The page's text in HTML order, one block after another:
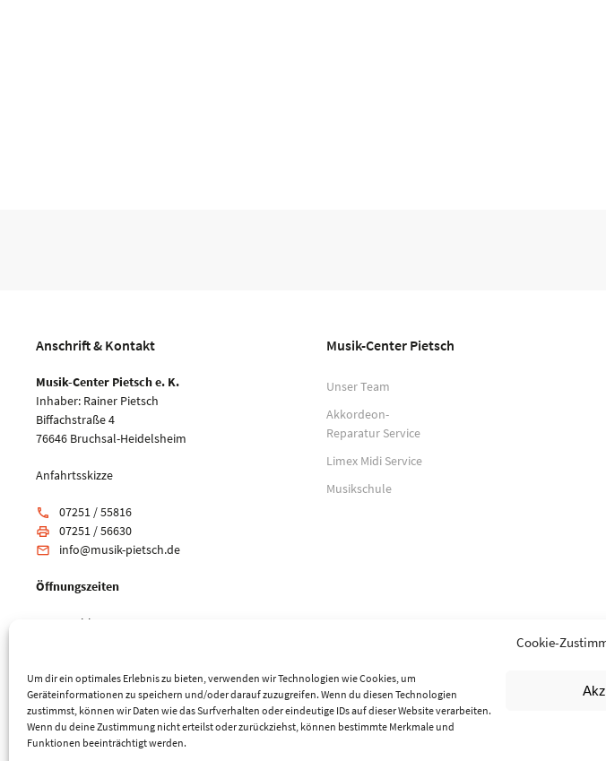
Cookie-
Um dir ein optimales Erlebnis zu bieten, verwenden wir Technologien wie Cookies, um
Geräteinformationen zu speichern und/oder darauf zuzugreifen. Wenn du diesen Technologien
zustimmst, können wir Daten wie das Surfverhalten oder eindeutige IDs auf dieser Website verarbeiten.
Wenn du deine Zustimmung nicht erteilst oder zurückziehst, können bestimmte Merkmale und
Funktionen beeinträchtigt werden.
Anschrift & Kontakt
Musik-Center Pietsch e. K.
Inhaber: Rainer Pietsch
Biffachstraße 4
76646 Bruchsal-Heidelsheim
Anfahrtsskizze
phone 07251 / 55816
print 07251 / 56630
email info@musik-pietsch.de
Öffnungszeiten
Mo: geschlossen
Musik-Center Pietsch
Unser Team
Akkordeon-
Reparatur Service
Limex Midi Service
Musikschule